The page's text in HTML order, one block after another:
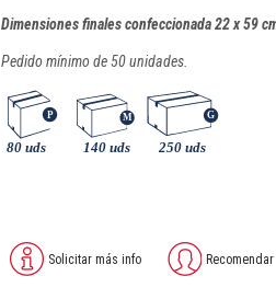
Dimensiones finales confeccionada 22 x 59
Pedido mínimo de 50 unidades.
Solicitar más info Recomendar